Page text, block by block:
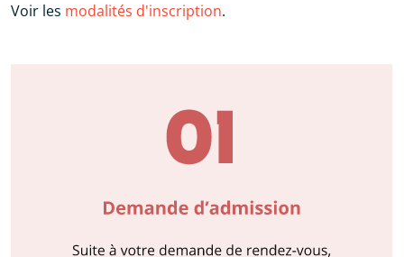
Voir les modalités d'inscription.